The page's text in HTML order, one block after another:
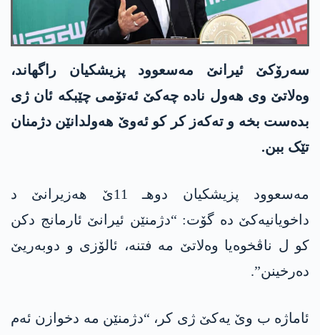
سەرۆکێ ئیرانێ مەسعوود پزیشکیان راگهاند،
وەلاتێ وی هەول نادە چەکێ ئه‌تۆمی چێبکە ئان ژی
بدەست بخە و تەکەز کر کو ئەوێ هەولدانێن دژمنان
تێک ببن.
مەسعوود پزیشکیان دوهـ 11ێ هەزیرانێ د
داخویانیەکێ دە گۆت: “دژمنێن ئیرانێ ئارمانج دکن
کو ل ناڤخوەیا وەلاتێ مە فتنە، ئالۆزی و دوبەریێ
دەرخینن”.
ئاماژە ب وێ یەکێ ژی کر، “دژمنێن مە دخوازن ئەم